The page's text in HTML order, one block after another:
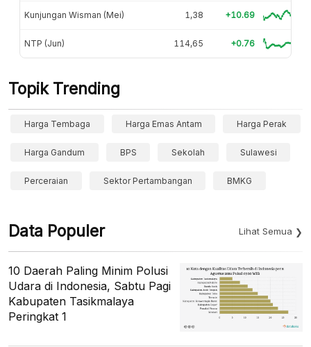
Kunjungan Wisman (Mei) 1,38 +10.69
NTP (Jun) 114,65 +0.76
Topik Trending
Harga Tembaga Harga Emas Antam Harga Perak
Harga Gandum BPS Sekolah Sulawesi
Perceraian Sektor Pertambangan BMKG
Data Populer Lihat Semua
10 Daerah Paling Minim Polusi
Udara di Indonesia, Sabtu Pagi
Kabupaten Tasikmalaya
Peringkat 1